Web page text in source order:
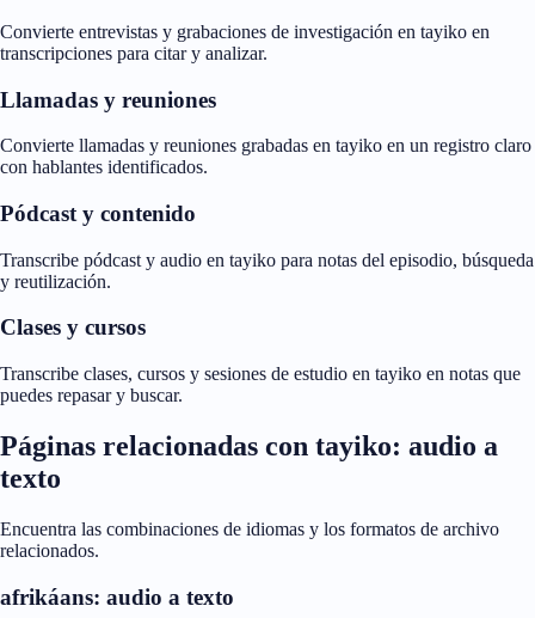
Convierte entrevistas y grabaciones de investigación en tayiko en
transcripciones para citar y analizar.
Llamadas y reuniones
Convierte llamadas y reuniones grabadas en tayiko en un registro claro
con hablantes identificados.
Pódcast y contenido
Transcribe pódcast y audio en tayiko para notas del episodio, búsqueda
y reutilización.
Clases y cursos
Transcribe clases, cursos y sesiones de estudio en tayiko en notas que
puedes repasar y buscar.
Páginas relacionadas con tayiko: audio a
texto
Encuentra las combinaciones de idiomas y los formatos de archivo
relacionados.
afrikáans: audio a texto